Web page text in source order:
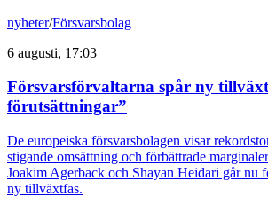
nyheter/Försvarsbolag
6 augusti, 17:03
Försvarsförvaltarna spår ny
förutsättningar”
De europeiska försvarsbolagen visar
stigande omsättning och förbättrade
Joakim Agerback och Shayan Heidari går nu
ny tillväxtfas.